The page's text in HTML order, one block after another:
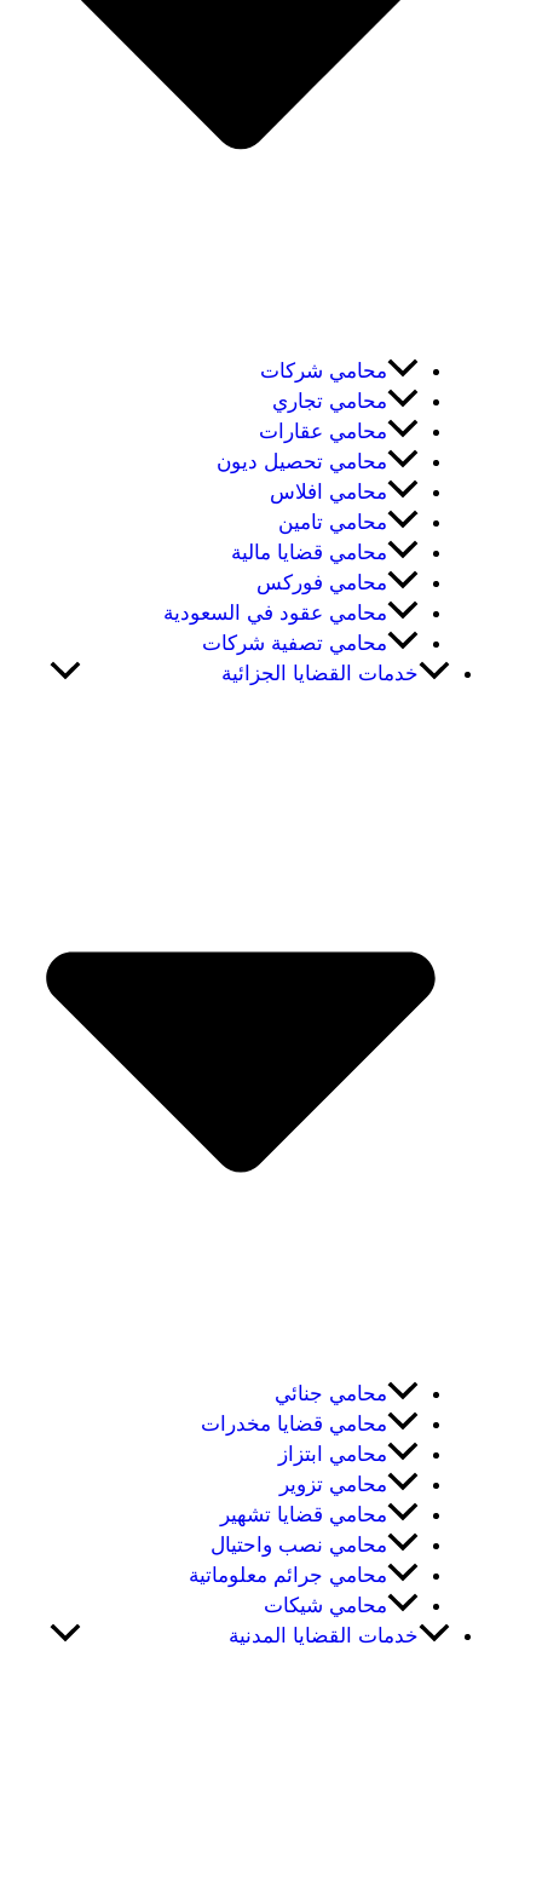
محامي شركات
محامي تجاري
محامي عقارات
محامي تحصيل ديون
محامي افلاس
محامي تامين
محامي قضايا مالية
محامي فوركس
محامي عقود في السعودية
محامي تصفية شركات
خدمات القضايا الجزائية
محامي جنائي
محامي قضايا مخدرات
محامي ابتزاز
محامي تزوير
محامي قضايا تشهير
محامي نصب واحتيال
محامي جرائم معلوماتية
محامي شيكات
خدمات القضايا المدنية